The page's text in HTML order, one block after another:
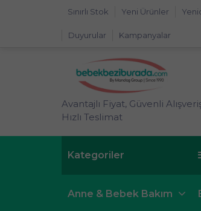
Sınırlı Stok Yeni Ürünler
Duyurular Kampanyalar
Avantajlı Fiyat, Güvenli
Hızlı Teslimat
Kategoriler
Anne & Bebek Bakım